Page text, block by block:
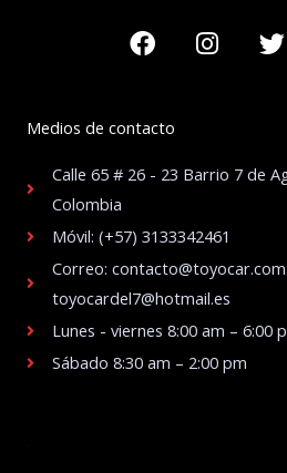
Facebook
Medios de contacto
Calle 65 # 26 - 23 Barrio 7 de
Colombia
Móvil: (+57) 3133342461
Correo:
toyocardel7@hotmail.es
Lunes - viernes 8:00 am – 6:00
Sábado 8:30 am – 2:00 pm